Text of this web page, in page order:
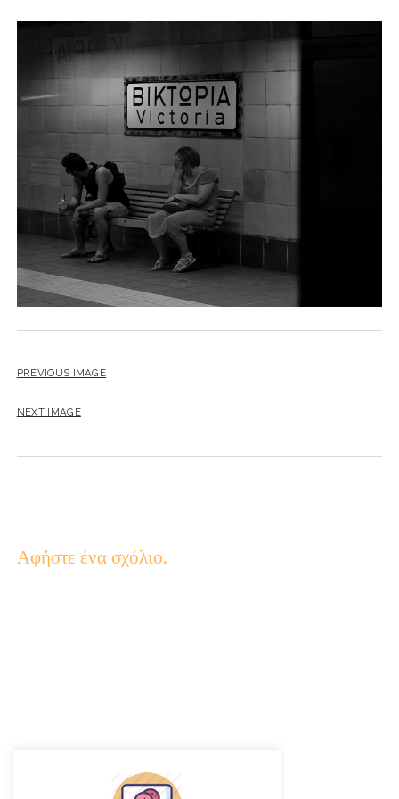
PREVIOUS IMAGE
NEXT IMAGE
Αφήστε ένα σχόλιο.